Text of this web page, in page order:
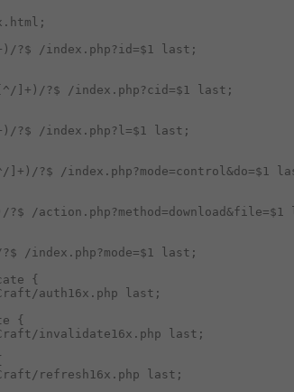
?$ /index.php?id=$1 last;
]+)/?$ /index.php?cid=$1 last;
/index.php?l=$1 last;
?$ /index.php?mode=control&do=$1
/action.php?method=download&file=$1
/index.php?mode=$1 last;
{
auth16x.php last;
{
invalidate16x.php last;
refresh16x.php last;